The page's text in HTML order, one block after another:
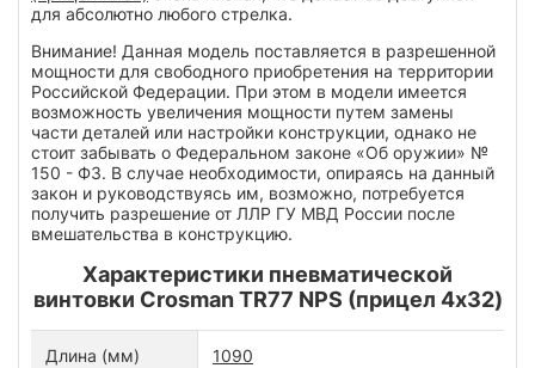
для абсолютно любого стрелка.
Внимание! Данная модель поставляется в разрешенной
мощности для свободного приобретения на территории
Российской Федерации. При этом в модели имеется
возможность увеличения мощности путем замены
части деталей или настройки конструкции, однако не
стоит забывать о Федеральном законе «Об оружии» №
150 - ФЗ. В случае необходимости, опираясь на данный
закон и руководствуясь им, возможно, потребуется
получить разрешение от ЛЛР ГУ МВД России после
вмешательства в конструкцию.
Характеристики пневматической
винтовки Crosman TR77 NPS (прицел 4х32)
Длина (мм) 1090